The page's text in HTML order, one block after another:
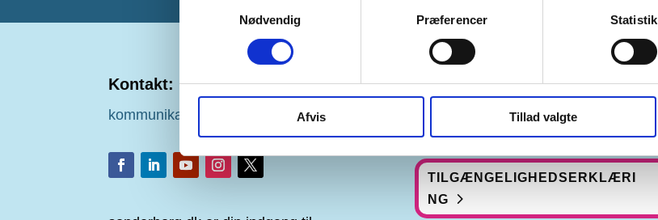
Nødvendig
Præferencer Statistik
Afvis Tillad valgte
Kontakt:
kommunikation@sonderborg.dk
COOKIE- OG
DATAHÅNDTERINGSPOLITIK
TILGÆNGELIGHEDSERKLÆRI
NG